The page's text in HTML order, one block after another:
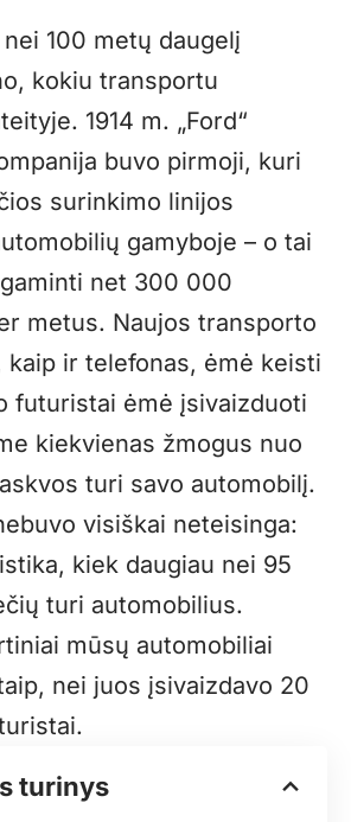
100 metų daugelį
kokiu transportu
1914 m. „Ford“
buvo pirmoji, kuri
surinkimo linijos
gamyboje – o tai
net 300 000
metus. Naujos transporto
ir telefonas, ėmė keisti
futuristai ėmė įsivaizduoti
kiekvienas žmogus nuo
turi savo automobilį.
visiškai neteisinga:
kiek daugiau nei 95
turi automobilius.
mūsų automobiliai
nei juos įsivaizdavo 20
turinys